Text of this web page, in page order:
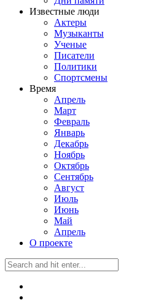
Известные люди
Актеры
Музыканты
Ученые
Писатели
Политики
Спортсмены
Время
Апрель
Март
Февраль
Январь
Декабрь
Ноябрь
Октябрь
Сентябрь
Август
Июль
Июнь
Май
Апрель
О проекте